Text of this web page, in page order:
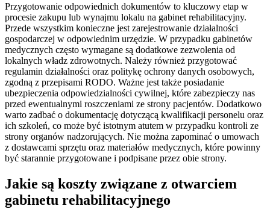
Przygotowanie odpowiednich dokumentów to kluczowy etap w
procesie zakupu lub wynajmu lokalu na gabinet rehabilitacyjny.
Przede wszystkim konieczne jest zarejestrowanie działalności
gospodarczej w odpowiednim urzędzie. W przypadku gabinetów
medycznych często wymagane są dodatkowe zezwolenia od
lokalnych władz zdrowotnych. Należy również przygotować
regulamin działalności oraz politykę ochrony danych osobowych,
zgodną z przepisami RODO. Ważne jest także posiadanie
ubezpieczenia odpowiedzialności cywilnej, które zabezpieczy nas
przed ewentualnymi roszczeniami ze strony pacjentów. Dodatkowo
warto zadbać o dokumentację dotyczącą kwalifikacji personelu oraz
ich szkoleń, co może być istotnym atutem w przypadku kontroli ze
strony organów nadzorujących. Nie można zapominać o umowach
z dostawcami sprzętu oraz materiałów medycznych, które powinny
być starannie przygotowane i podpisane przez obie strony.
Jakie są koszty związane z otwarciem
gabinetu rehabilitacyjnego